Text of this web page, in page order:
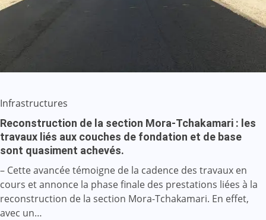
Infrastructures
Reconstruction de la section Mora-Tchakamari : les
travaux liés aux couches de fondation et de base
sont quasiment achevés.
– Cette avancée témoigne de la cadence des travaux en
cours et annonce la phase finale des prestations liées à la
reconstruction de la section Mora-Tchakamari. En effet,
avec un…